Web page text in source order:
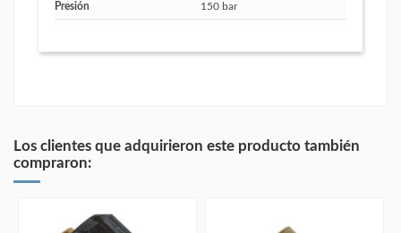
Presión 150 bar
Los clientes que adquirieron este producto también
compraron: